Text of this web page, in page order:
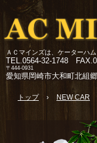
ＡＣマインズは、ケーターハ
TEL.0564-32-1748
〒444-0931
愛知県岡崎市大和町北組
トップ › NEW CAR